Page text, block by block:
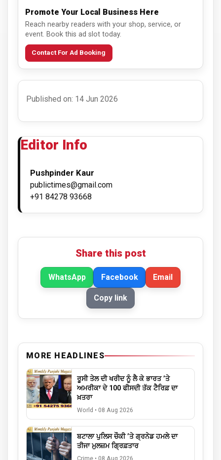
Promote Your Local Business Here
Reach nearby readers with your shop, service, or
event. Book this ad slot today.
Contact For Ad Booking
Published on: 14 Jun 2026
Editor Info
Pushpinder Kaur
publictimes@gmail.com
+91 84278 93668
Share this post
WhatsApp Facebook Email
Copy link
MORE HEADLINES
ਰੂਸੀ ਤੇਲ ਦੀ ਖਰੀਦ ਨੂੰ ਲੈ ਕੇ ਭਾਰਤ ’ਤੇ
ਅਮਰੀਕਾ ਦੇ 100 ਫੀਸਦੀ ਤੱਕ ਟੈਰਿਫ਼ ਦਾ
ਖ਼ਤਰਾ
World • 08 Aug 2026
ਬਟਾਲਾ ਪੁਲਿਸ ਚੌਕੀ ’ਤੇ ਗ੍ਰਨੇਡ ਹਮਲੇ ਦਾ
ਤੀਜਾ ਮੁਲਜ਼ਮ ਗ੍ਰਿਫ਼ਤਾਰ
Crime • 08 Aug 2026